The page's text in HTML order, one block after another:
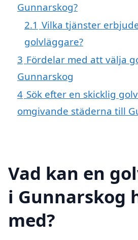
Gunnarskog?
2.1 Vilka tjänster
golvläggare?
3 Fördelar med att välja
Gunnarskog
4 Sök efter en skicklig
omgivande städerna till
Vad kan en
i Gunnarskog
med?